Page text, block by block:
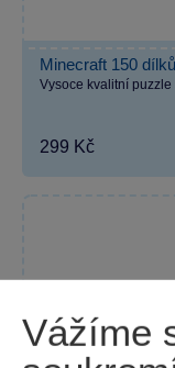
Minecraft 150 dílků
Vysoce kvalitní
299 Kč
Vážíme